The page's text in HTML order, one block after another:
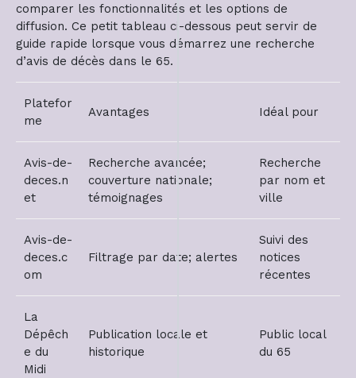
comparer les fonctionnalités et les options de
diffusion. Ce petit tableau ci-dessous peut servir de
guide rapide lorsque vous démarrez une recherche
d’avis de décès dans le 65.
Platefor
me
Avantages Idéal pour
Avis-de-
deces.n
et
Recherche avancée;
couverture nationale;
témoignages
Recherche
par nom et
ville
Avis-de-
deces.c
om
Filtrage par date; alertes
Suivi des
notices
récentes
La
Dépêch
e du
Midi
Publication locale et
historique
Public local
du 65